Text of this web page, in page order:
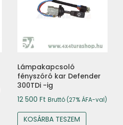
Lámpakapcsoló
fényszóró kar Defender
300TDi -ig
12 500Ft Bruttó (27% ÁFA-val)
KOSÁRBA TESZEM